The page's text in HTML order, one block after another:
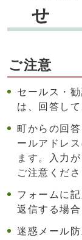
せ
ご注意
セールス・
は、回答して
町からの回
ールアドレ
ます。入力
ご注意くださ
フォームに
返信する場合
迷惑メール